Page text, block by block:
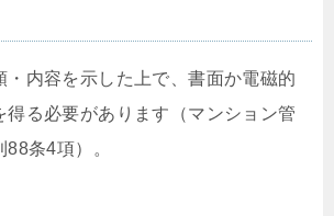
・内容を示した上で、書面か電磁的
得る必要があります（マンション管
条4項）。